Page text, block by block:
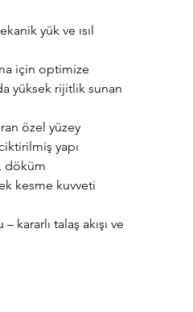
yük ve ısıl
için optimize
yüksek rijitlik sunan
özel yüzey
yapı
döküm
kesme kuvveti
kararlı talaş akışı ve